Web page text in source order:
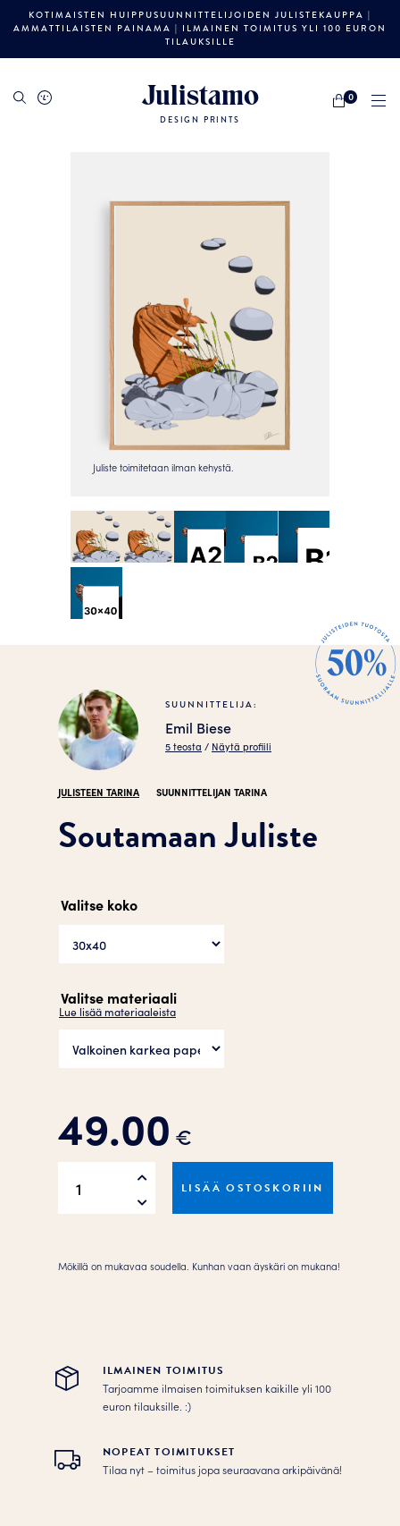
KOTIMAISTEN HUIPPUSUUNNITTELIJOIDEN JULISTEKAUPPA |
AMMATTILAISTEN PAINAMA | ILMAINEN TOIMITUS YLI 100 EURON
TILAUKSILLE
Julistamo
DESIGN PRINTS
0
SUUNNITTELIJA:
Emil Biese
5 teosta / Näytä profiili
JULISTEEN TARINA SUUNNITTELIJAN TARINA
Soutamaan Juliste
Valitse koko
Valitse materiaali
Lue lisää materiaaleista
49.00 €
Juliste
LISÄÄ OSTOSKORIIN
Mökillä on mukavaa soudella. Kunhan vaan äyskäri on mukana!
ILMAINEN TOIMITUS
Tarjoamme ilmaisen toimituksen kaikille yli 100
euron tilauksille. :­­)
NOPEAT TOIMITUKSET
Tilaa nyt – toimitus jopa seuraavana arkipäivänä!